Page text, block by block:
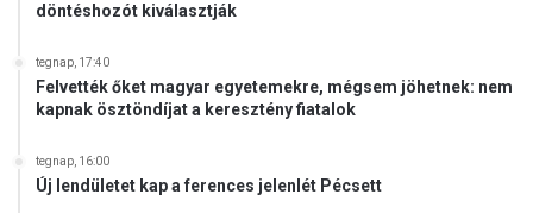
döntéshozót kiválasztják
tegnap, 17:40
Felvették őket magyar egyetemekre, mégsem jöhetnek: nem
kapnak ösztöndíjat a keresztény fiatalok
tegnap, 16:00
Új lendületet kap a ferences jelenlét Pécsett